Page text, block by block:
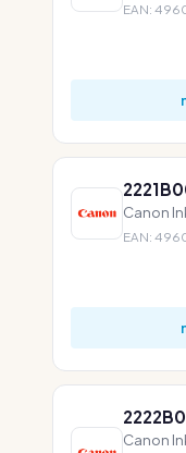
EAN:
Canon
EAN:
Canon